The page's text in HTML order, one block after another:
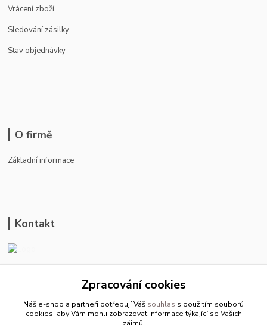
Vrácení zboží
Sledování zásilky
Stav objednávky
O firmě
Základní informace
Kontakt
+420 799 500 769
pracovní dny 8-11hod.,13-15hod.
Zpracování cookies
Náš e-shop a partneři potřebují Váš souhlas s použitím souborů
cookies, aby Vám mohli zobrazovat informace týkající se Vašich